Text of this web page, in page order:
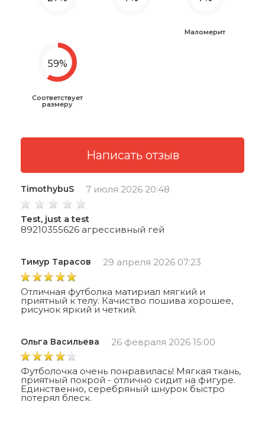
Маломерит
Соответствует
размеру
TimothybuS 7 июля 2026 20:48
Test, just a test
89210355626 агрессивный гей
Тимур Тарасов 29 апреля 2026 07:23
Отличная футболка матириал мягкий и
приятный к телу. Качиство пошива хорошее,
рисунок яркий и четкий.
Ольга Васильева 26 февраля 2026 15:00
Футболочка очень понравилась! Мягкая ткань,
приятный покрой - отлично сидит на фигуре.
Единственно, серебряный шнурок быстро
потерял блеск.